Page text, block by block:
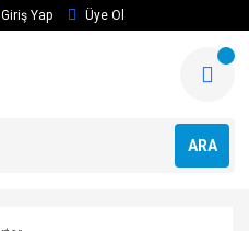
Giriş Yap Üye Ol
ARA